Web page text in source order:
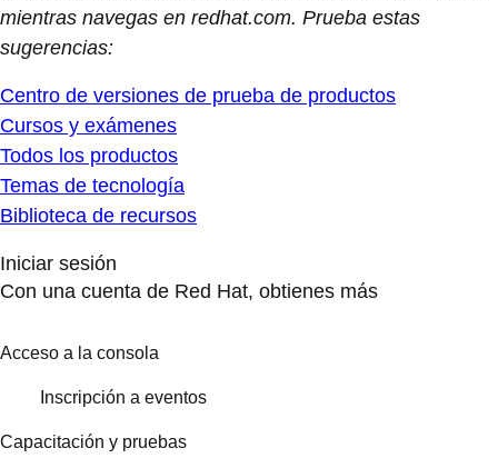
mientras navegas en redhat.com. Prueba estas
sugerencias:
Centro de versiones de prueba de productos
Cursos y exámenes
Todos los productos
Temas de tecnología
Biblioteca de recursos
Iniciar sesión
Con una cuenta de Red Hat, obtienes más
Acceso a la consola
Inscripción a eventos
Capacitación y pruebas